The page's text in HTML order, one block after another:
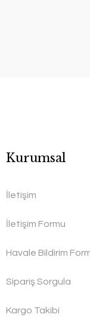
Kurumsal
İletişim
İletişim Formu
Havale Bildirim
Sipariş Sorgula
Kargo Takibi